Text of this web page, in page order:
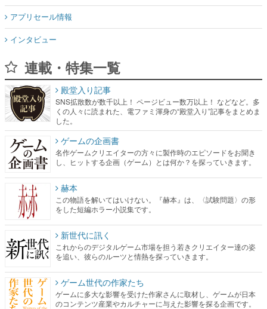
アプリセール情報
インタビュー
連載・特集一覧
殿堂入り記事
SNS拡散数が数千以上！ ページビュー数万以上！ などなど。多
くの人々に読まれた、電ファミ渾身の“殿堂入り”記事をまとめま
した。
ゲームの企画書
名作ゲームクリエイターの方々に製作時のエピソードをお聞き
し、ヒットする企画（ゲーム）とは何か？を探っていきます。
赫本
この物語を解いてはいけない。『赫本』は、〈試験問題〉の形
をした短編ホラー小説集です。
新世代に訊く
これからのデジタルゲーム市場を担う若きクリエイター達の姿
を追い、彼らのルーツと情熱を探っていきます。
ゲーム世代の作家たち
ゲームに多大な影響を受けた作家さんに取材し、ゲームが日本
のコンテンツ産業やカルチャーに与えた影響を探る企画です。